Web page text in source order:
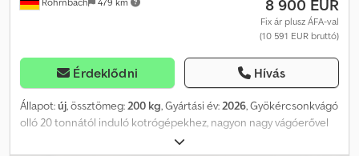
8 900 EUR
Fix ár plusz ÁFA-val
(10 591 EUR bruttó)
Érdeklődni Hívás
Állapot:új, össztömeg:200 kg, Gyártási év:2026, Gyökércsonkvágó
olló 20 tonnától induló kotrógépekhez, nagyon nagy vágóerővel